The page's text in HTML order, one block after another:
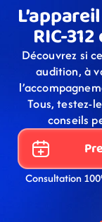
RIC-
Découvrez si
audition, à
Tous, testez-
conseils
Consultation